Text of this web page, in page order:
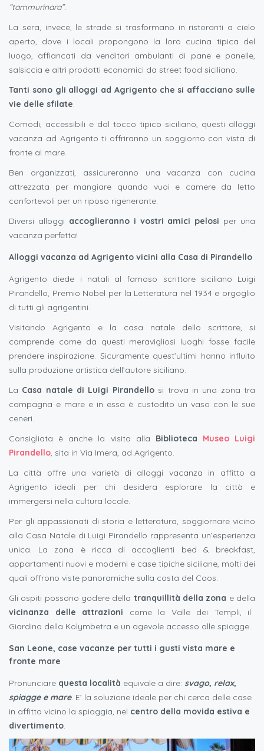
“tammurinara”.
La sera, invece, le strade si trasformano in ristoranti a cielo
aperto, dove i locali propongono la loro cucina tipica del
luogo, affiancati da venditori ambulanti di pane e panelle,
salsiccia e altri prodotti economici da street food siciliano.
Tanti sono gli alloggi ad Agrigento che si affacciano sulle
vie delle sfilate.
Comodi, accessibili e dal tocco tipico siciliano, questi alloggi
vacanza ad Agrigento ti offriranno un soggiorno con vista di
fronte al mare.
Ben organizzati, assicureranno una vacanza con cucina
attrezzata per mangiare quando vuoi e camere da letto
confortevoli per un riposo rigenerante.
Diversi alloggi accoglieranno i vostri amici pelosi per una
vacanza perfetta!
Alloggi vacanza ad Agrigento vicini alla Casa di Pirandello
Agrigento diede i natali al famoso scrittore siciliano Luigi
Pirandello, Premio Nobel per la Letteratura nel 1934 e orgoglio
di tutti gli agrigentini.
Visitando Agrigento e la casa natale dello scrittore, si
comprende come da questi meravigliosi luoghi fosse facile
prendere inspirazione. Sicuramente quest’ultimi hanno influito
sulla produzione artistica dell’autore siciliano.
La Casa natale di Luigi Pirandellosi trova in una zona tra
campagna e mare e in essa è custodito un vaso con le sue
ceneri.
Consigliata è anche la visita alla Biblioteca Museo Luigi
Pirandello, sita in Via Imera, ad Agrigento.
La città offre una varietà di alloggi vacanza in affitto a
Agrigento ideali per chi desidera esplorare la città e
immergersi nella cultura locale.
Per gli appassionati di storia e letteratura, soggiornare vicino
alla Casa Natale di Luigi Pirandello rappresenta un’esperienza
unica. La zona è ricca di accoglienti bed & breakfast,
appartamenti nuovi e moderni e case tipiche siciliane, molti dei
quali offrono viste panoramiche sulla costa del Caos.
Gli ospiti possono godere della tranquillità della zona e della
vicinanza delle attrazioni come la Valle dei Templi, il
Giardino della Kolymbetra e un agevole accesso alle spiagge.
San Leone, case vacanze per tutti i gusti vista mare e
fronte mare
Pronunciare questa località equivale a dire: svago, relax,
spiagge e mare. E’ la soluzione ideale per chi cerca delle case
in affitto vicino la spiaggia, nel centro della movida estiva e
divertimento.